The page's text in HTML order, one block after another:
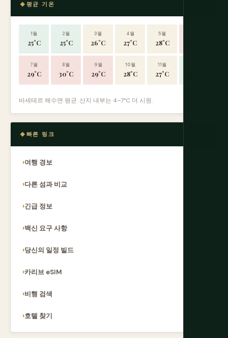
평균 기온
1월
25°C
2월
25°C
3월
26°C
4월
27°C
5월
28°C
7월
29°C
8월
30°C
9월
29°C
10월
28°C
11월
27°C
바세테르 해수면 평균. 산지 내부는 4–7°C 더 시원.
빠른 링크
여행 경보
다른 섬과 비교
긴급 정보
백신 요구 사항
당신의 일정 빌드
카리브 eSIM
비행 검색
호텔 찾기